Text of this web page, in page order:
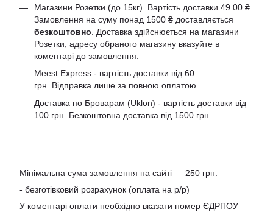
Магазини Розетки (до 15кг). Вартість доставки 49.00 ₴.
Замовлення на суму понад 1500 ₴ доставляється
безкоштовно . Доставка здійснюється на магазини
Розетки, адресу обраного магазину вказуйте в
коментарі до замовлення.
Meest Express - вартість доставки від 60
грн. Відправка лише за повною оплатою.
Доставка по Броварам (Uklon) - вартість доставки від
100 грн. Безкоштовна доставка від 1500 грн.
Мінімальна сума замовлення на сайті — 250 грн.
- безготівковий розрахунок (оплата на р/р)
У коментарі оплати необхідно вказати номер ЄДРПОУ